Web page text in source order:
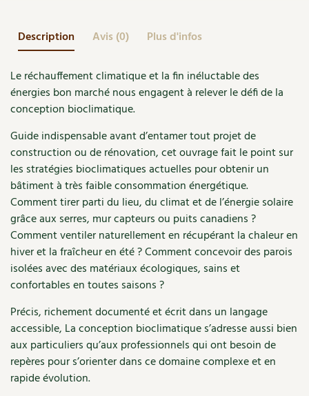
Cures, régimes
Techniques, conservation, organisation
Agenda, calendrier
NOUVEAUTÉS
Feuilleter le catalogue
Le magazine Les 4 saisons
Cartes cadeau
Séjourner en Trièves
Outils et ustensiles du jardin
Biodiversité
Ravageurs et maladies au jardin
Petit élevage
Cuisine saine
Alimentation et nutrition
Recettes de printemps
Recettes par type de plat
Recettes végétariennes et vegan
Habitat écologique
Forums
Jardin bio
Habitat écologique
Cuisine saine
Soins naturels
Société et alternatives
Les 4 saisons& vous
Questions à la rédaction
Trucs & astuces
Expés
Description Avis (0) Plus d'infos
Le réchauffement climatique et la fin inéluctable des
énergies bon marché nous engagent à relever le défi de la
conception bioclimatique.
Guide indispensable avant d’entamer tout projet de
construction ou de rénovation, cet ouvrage fait le point sur
les stratégies bioclimatiques actuelles pour obtenir un
bâtiment à très faible consommation énergétique.
Comment tirer parti du lieu, du climat et de l’énergie solaire
grâce aux serres, mur capteurs ou puits canadiens ?
Comment ventiler naturellement en récupérant la chaleur en
hiver et la fraîcheur en été ? Comment concevoir des parois
isolées avec des matériaux écologiques, sains et
confortables en toutes saisons ?
Précis, richement documenté et écrit dans un langage
accessible, La conception bioclimatique s’adresse aussi bien
aux particuliers qu’aux professionnels qui ont besoin de
repères pour s’orienter dans ce domaine complexe et en
rapide évolution.